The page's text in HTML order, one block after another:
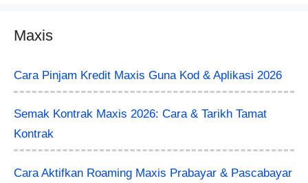
Maxis
Cara Pinjam Kredit Maxis Guna Kod & Aplikasi 2026
Semak Kontrak Maxis 2026: Cara & Tarikh Tamat
Kontrak
Cara Aktifkan Roaming Maxis Prabayar & Pascabayar